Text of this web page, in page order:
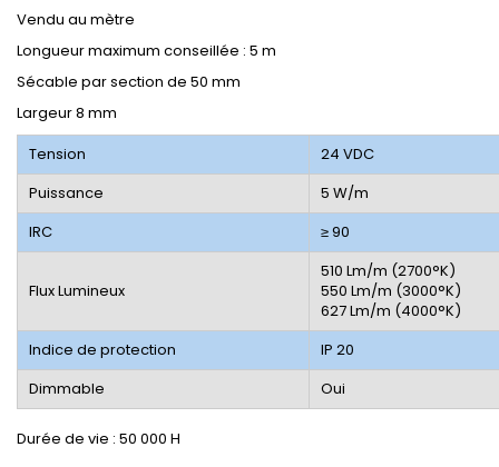
Vendu au mètre
Longueur maximum conseillée : 5 m
Sécable par section de 50 mm
Largeur 8 mm
Tension
24 VDC
Puissance
5 W/m
IRC
≥ 90
Flux Lumineux
510 Lm/m (2700°K)
550 Lm/m (3000°K)
627 Lm/m (4000°K)
Indice de protection
IP 20
Dimmable
Oui
Durée de vie : 50 000 H